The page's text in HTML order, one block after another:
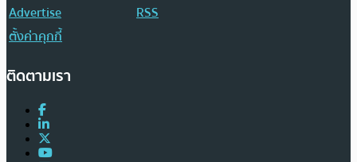
Advertise
RSS
ตั้งค่าคุกกี้
ติดตามเรา